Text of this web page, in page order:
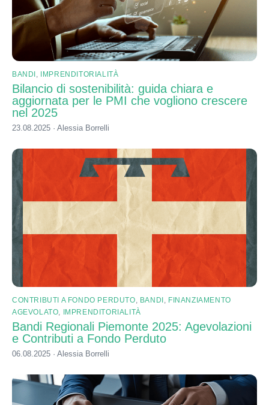
BANDI , IMPRENDITORIALITÀ
Bilancio di sostenibilità: guida chiara e
aggiornata per le PMI che vogliono crescere
nel 2025
23.08.2025 · Alessia Borrelli
CONTRIBUTI A FONDO PERDUTO, BANDI , FINANZIAMENTO
AGEVOLATO, IMPRENDITORIALITÀ
Bandi Regionali Piemonte 2025: Agevolazioni
e Contributi a Fondo Perduto
06.08.2025 · Alessia Borrelli